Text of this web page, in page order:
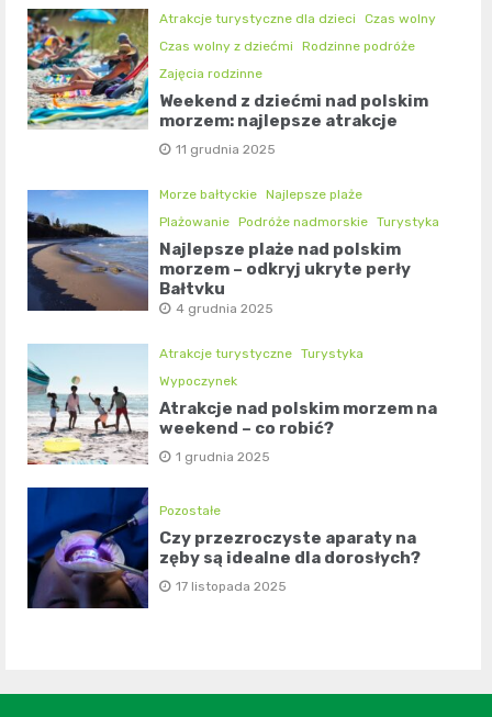
Atrakcje turystyczne dla dzieci
Czas wolny
Czas wolny z dziećmi
Rodzinne podróże
Zajęcia rodzinne
Weekend z dziećmi nad polskim
morzem: najlepsze atrakcje
11 grudnia 2025
Morze bałtyckie Najlepsze plaże
Plażowanie Podróże nadmorskie Turystyka
Najlepsze plaże nad polskim
morzem – odkryj ukryte perły
Bałtyku
4 grudnia 2025
Atrakcje turystyczne Turystyka
Wypoczynek
Atrakcje nad polskim morzem na
weekend – co robić?
1 grudnia 2025
Pozostałe
Czy przezroczyste aparaty na
zęby są idealne dla dorosłych?
17 listopada 2025